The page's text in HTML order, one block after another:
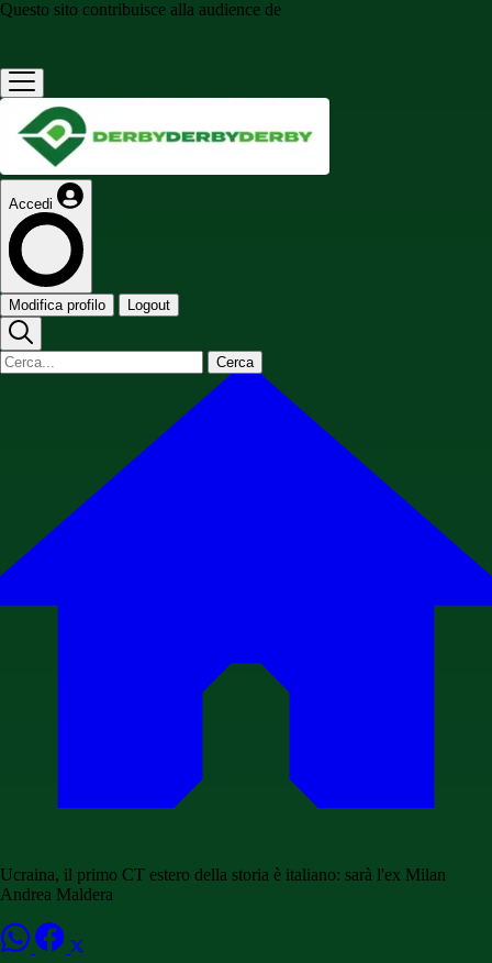
Questo sito contribuisce alla audience de
Accedi
Modifica profilo Logout
Cerca
Ucraina, il primo CT estero della storia è italiano: sarà l'ex Milan
Andrea Maldera